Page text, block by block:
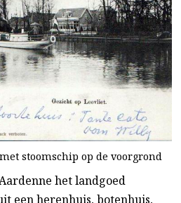
stoomschip op de voorgrond
het landgoed
een herenhuis, botenhuis,